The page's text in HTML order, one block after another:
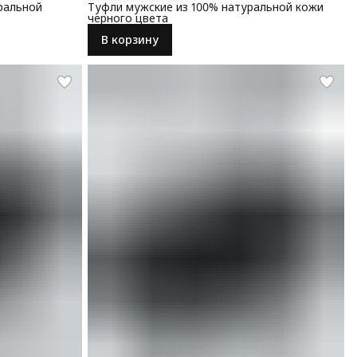
Туфли мужские из 100% натуральной кожи
черного цвета
В корзину